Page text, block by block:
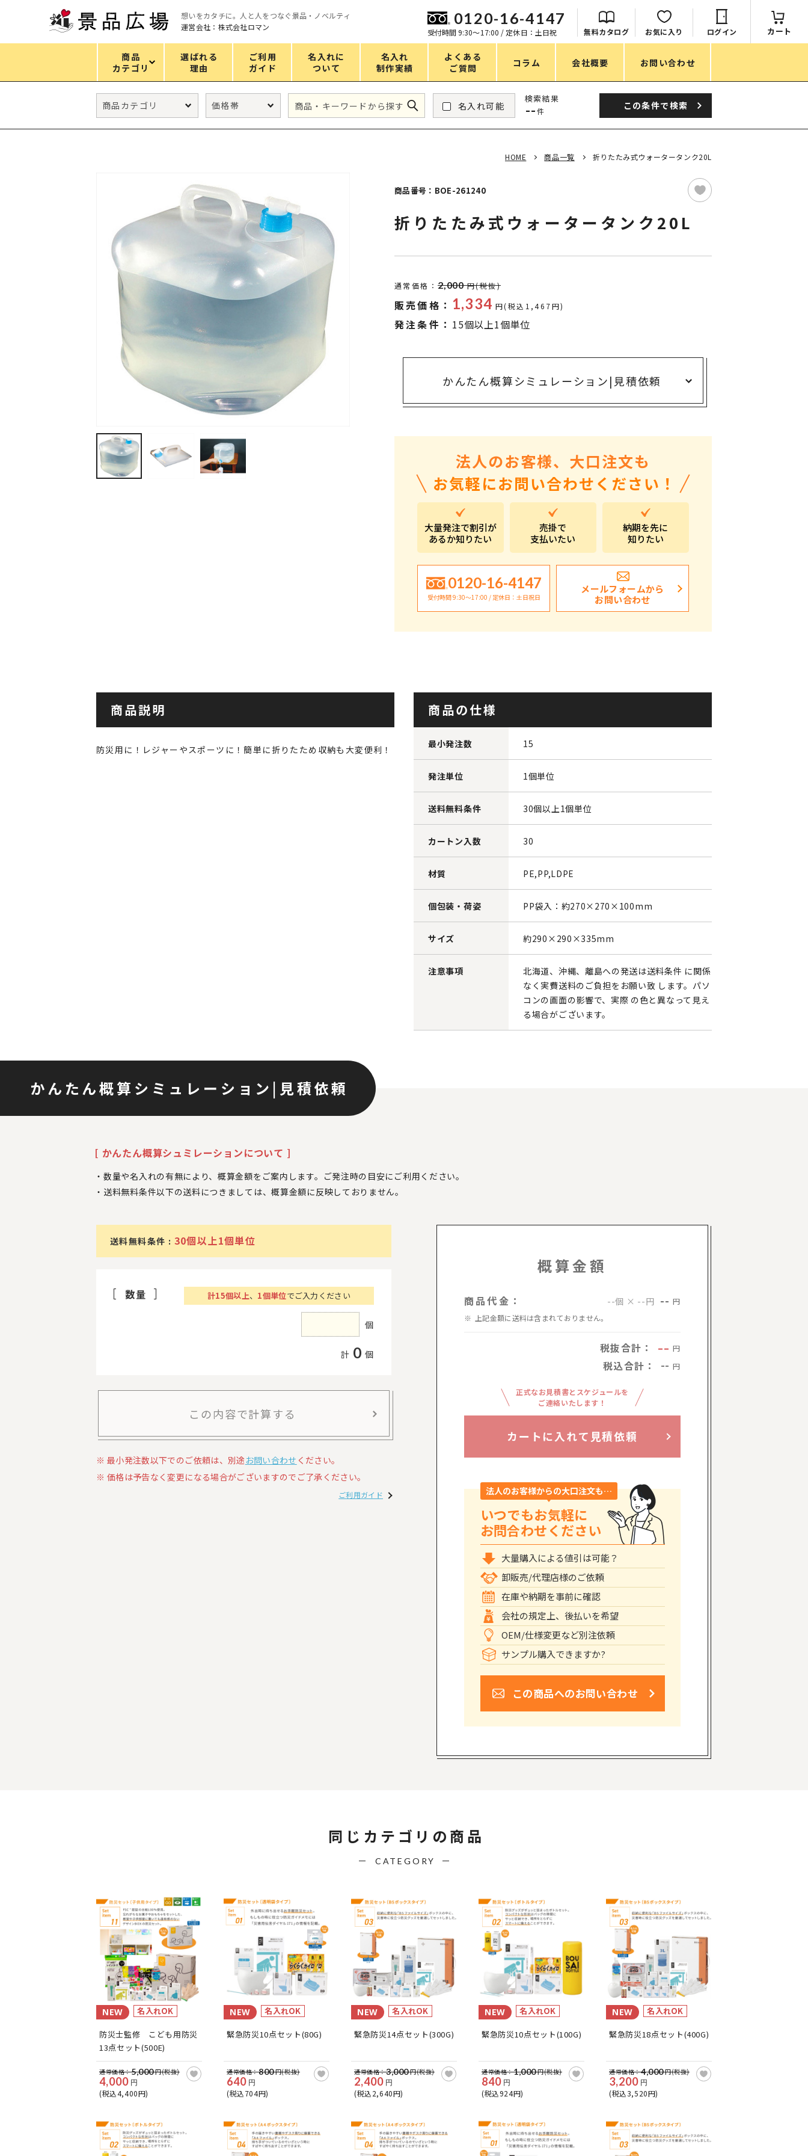
想いをカタチに。人と人をつなぐ景品・ノベルティ
運営会社：株式会社ロマン
0120-16-4147
受付時間 9:30〜17:00 / 定休日：土日祝 無料カタログ お気に入り ログイン カート
商品
カテゴリ
選ばれる
理由
ご利用
ガイド
名入れに
ついて
名入れ
制作実績
よくある
ご質問
コラム 会社概要 お問い合わせ
カテゴリ
フェイス&ボディケア スマホ・PCグッズ
防災・防犯グッズ コスメグッズ
ファッション雑貨 食品・スイーツ
ティッシュ・ロール タオル・ハンカチ
ペン・筆記用具 傘・レイングッズ
ステーショナリー
生活雑貨・便利グッズ バッグ&ポーチ
衛生用品特集 キャラクター雑貨
カタログギフト すべてのカテゴリ
価格
151～200円
251～300円
3,000～5,000円
5,000円～
目的・シーン
kanakono
展示会・イベント特集
安全大会ノベルティ・記念品特集
粗品・営業配布
入学・卒業記念品
オープン・開業・開院
ポストイン
ばらまき、ショップイベント向け粗品・ノベ
ルティ
名入れ可能
検索結果
-- 件 この条件で検索
HOME 商品一覧 折りたたみ式ウォータータンク20L
商品番号：BOE-261240
折りたたみ式ウォータータンク20L
通常価格： 2,000 円(税抜)
販売価格： 1,334 円(税込1,467円)
発注条件： 15個以上1個単位
かんたん概算シミュレーション| 見積依頼
法人のお客様、大口注文も
お気軽にお問い合わせください！
大量発注で割引が
あるか知りたい
売掛で
支払いたい
納期を先に
知りたい
0120-16-4147
受付時間 9:30〜17:00 / 定休日：土日祝日
メールフォームから
お問い合わせ
商品説明
防災用に！レジャーやスポーツに！簡単に折りたため収納も大変便利！
商品の仕様
最小発注数 15
発注単位 1個単位
送料無料条件 30個以上1個単位
カートン入数 30
材質 PE,PP,LDPE
個包装・荷姿 PP袋入：約270×270×100mm
サイズ 約290×290×335mm
注意事項
北海道、沖縄、離島への発送は送料条件 に関係
なく実費送料のご負担をお願い致 します。パソ
コンの画面の影響で、実際 の色と異なって見え
る場合がございます。
かんたん概算シミュレーション | 見積依頼
[ かんたん概算シュミレーションについて ]
数量や名入れの有無により、概算金額をご案内します。ご発注時の目安にご利用ください。
送料無料条件以下の送料につきましては、概算金額に反映しておりません。
送料無料条件 : 30個以上1個単位
数量 計15個以上、 1個単位でご入力ください
個
計 0 個
この内容で計算する
最小発注数以下でのご依頼は、別途 お問い合わせ ください。
価格は予告なく変更になる場合がございますのでご了承ください。
ご利用ガイド
概算金額
商品代金： --個 × --円 -- 円
上記金額に送料は含まれておりません。
税抜合計： -- 円
税込合計： -- 円
正式なお見積書とスケジュールを
ご連絡いたします！
カートに入れて見積依頼
法人のお客様からの大口注文も…
いつでもお気軽に
お問合わせください
大量購入による値引は可能？
卸販売/代理店様のご依頼
在庫や納期を事前に確認
会社の規定上、後払いを希望
OEM/仕様変更など別注依頼
サンプル購入できますか?
この商品へのお問い合わせ
同じカテゴリの商品
CATEGORY
NEW 名入れOK
防災士監修 こども用防災
13点セット(500E)
通常価格：5,000円(税抜)
4,000 円
(税込4,400円)
NEW 名入れOK
緊急防災10点セット(80G)
通常価格：800円(税抜)
640 円
(税込704円)
NEW 名入れOK
緊急防災14点セット(300G)
通常価格：3,000円(税抜)
2,400 円
(税込2,640円)
NEW 名入れOK
緊急防災10点セット(100G)
通常価格：1,000円(税抜)
840 円
(税込924円)
NEW 名入れOK
緊急防災18点セット(400G)
通常価格：4,000円(税抜)
3,200 円
(税込3,520円)